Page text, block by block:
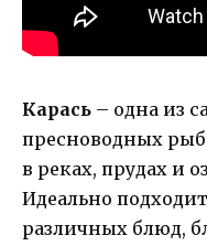
Карась – одна из
пресноводных
в реках, прудах и
Идеально
различных блюд,